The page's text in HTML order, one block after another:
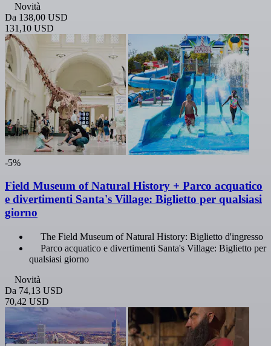
Novità
Da 138,00 USD
131,10 USD
-5%
Field Museum of Natural History + Parco acquatico
e divertimenti Santa's Village: Biglietto per qualsiasi
giorno
The Field Museum of Natural History: Biglietto d'ingresso
Parco acquatico e divertimenti Santa's Village: Biglietto per
qualsiasi giorno
Novità
Da 74,13 USD
70,42 USD